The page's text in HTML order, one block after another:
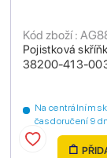
Pojistková
38200-413-
Kód zboží :
Na centrálním
čas doručení 9